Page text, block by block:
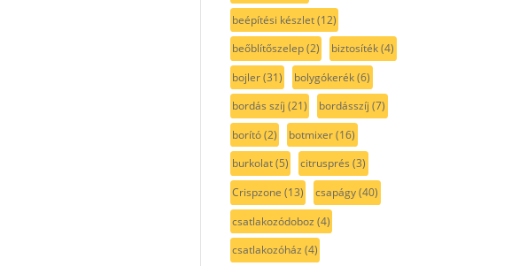
beépítési készlet(12)
beőblítőszelep(2) biztosíték(4)
bojler(31) bolygókerék(6)
bordás szíj (21) bordásszíj (7)
borító(2) botmixer(16)
burkolat(5) citrusprés (3)
Crispzone (13) csapágy(40)
csatlakozódoboz (4)
csatlakozóház (4)